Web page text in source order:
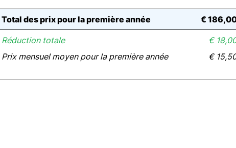
Total des prix pour la première année €
Réduction totale
€
Prix mensuel moyen pour la première année
€